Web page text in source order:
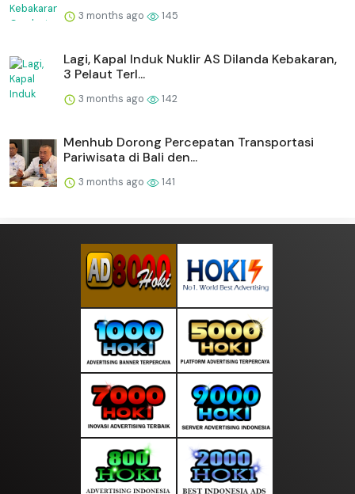
3 months ago 145
Lagi, Kapal Induk Nuklir AS Dilanda Kebakaran,
3 Pelaut Terl...
3 months ago 142
Menhub Dorong Percepatan Transportasi
Pariwisata di Bali den...
3 months ago 141